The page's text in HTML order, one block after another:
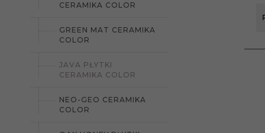
CERAMIKA COLOR
GREEN MAT CERAMIKA
COLOR
JAVA PŁYTKI
CERAMIKA COLOR
NEO-GEO CERAMIKA
COLOR